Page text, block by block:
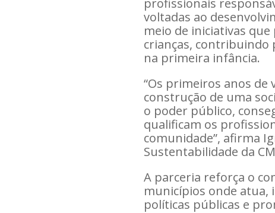
voltadas ao
meio de iniciativas
crianças, contribuindo
na primeira infância.
“Os primeiros anos de
construção de uma
o poder público,
qualificam os
comunidade”, afirma
Sustentabilidade da
A parceria reforça o
municípios onde
políticas públicas e